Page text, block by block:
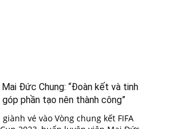
Mai Đức Chung: “Đoàn kết và tinh
phần tạo nên thành công”
vé vào Vòng chung kết FIFA